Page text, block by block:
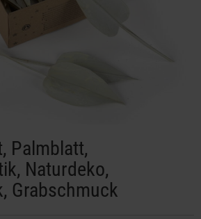
Palmblatt,
Naturdeko,
Grabschmuck